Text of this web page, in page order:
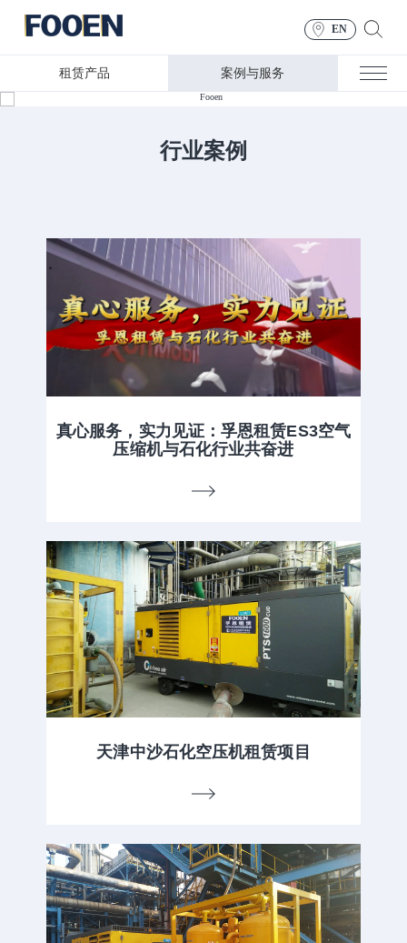
租赁产品 案例与服务
EN
行业案例
真心服务，实力见证：孚恩租赁ES3空气
压缩机与石化行业共奋进
天津中沙石化空压机租赁项目